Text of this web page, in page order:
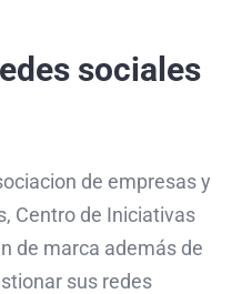
sociales
de empresas y
Centro de Iniciativas
de marca además de
sus redes